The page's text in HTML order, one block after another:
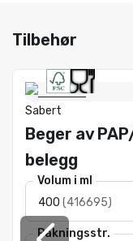
Tilbehør
Sabert
Beger av
belegg
Volum i ml
400 (416695)
Pakningsstr.